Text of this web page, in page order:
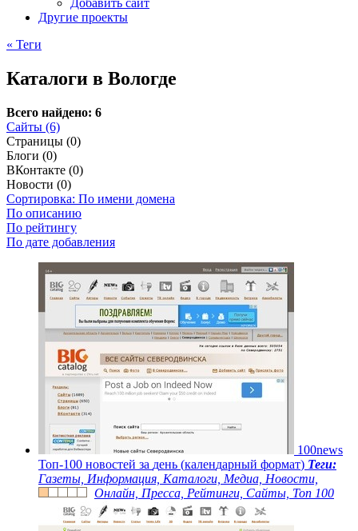
Добавить сайт
Другие проекты
« Теги
Каталоги в Вологде
Всего найдено: 6
Сайты (6)
Страницы (0)
Блоги (0)
ВКонтакте (0)
Новости (0)
Сортировка: По имени домена
По описанию
По рейтингу
По дате добавления
100news
Топ-100 новостей за день (календарный формат) Теги:
Газеты, Информация, Каталоги, Медиа, Новости,
Онлайн, Пресса, Рейтинги, Сайты, Топ 100